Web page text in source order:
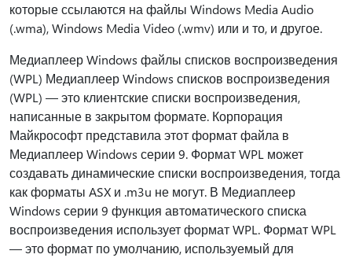
которые ссылаются на файлы Windows Media Audio
(.wma), Windows Media Video (.wmv) или и то, и другое.
Медиаплеер Windows файлы списков воспроизведения
(WPL) Медиаплеер Windows списков воспроизведения
(WPL) — это клиентские списки воспроизведения,
написанные в закрытом формате. Корпорация
Майкрософт представила этот формат файла в
Медиаплеер Windows серии 9. Формат WPL может
создавать динамические списки воспроизведения, тогда
как форматы ASX и .m3u не могут. В Медиаплеер
Windows серии 9 функция автоматического списка
воспроизведения использует формат WPL. Формат WPL
— это формат по умолчанию, используемый для